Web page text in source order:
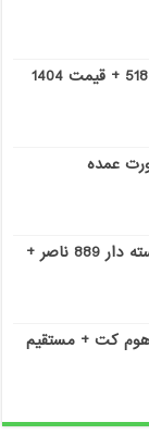
عمده
پخش عمده صندلی پلاستیکی دسته دار 889 ناصر +
هوم کت + مستقیم